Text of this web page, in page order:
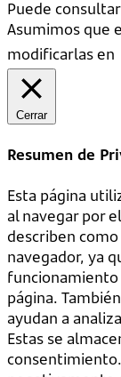
Puede
Asumimos que
modificarlas en
Cerrar
Resumen de
Esta página
al navegar por
describen
navegador, ya
funcionamiento
página.
ayudan a
Estas se